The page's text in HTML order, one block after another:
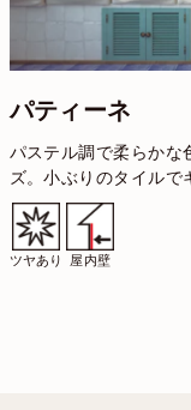
パティーネ
パステル調で柔らかな
ズ。小ぶりのタイルで
出してみてはいかがで
格：…
ツヤあり 屋内壁